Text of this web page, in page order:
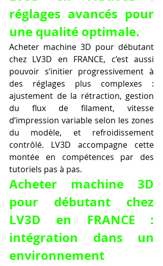
réglages avancés pour
une qualité optimale.
Acheter machine 3D pour débutant
chez LV3D en FRANCE, c’est aussi
pouvoir s’initier progressivement à
des réglages plus complexes :
ajustement de la rétraction, gestion
du flux de filament, vitesse
d’impression variable selon les zones
du modèle, et refroidissement
contrôlé. LV3D accompagne cette
montée en compétences par des
tutoriels pas à pas.
Acheter machine 3D
pour débutant chez
LV3D en FRANCE :
intégration dans un
environnement